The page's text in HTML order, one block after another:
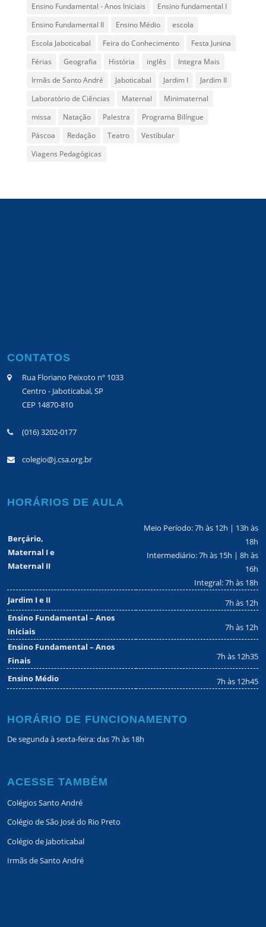
Ensino Fundamental - Anos Iniciais
Ensino fundamental I
Ensino Fundamental II
Ensino Médio
escola
Escola Jaboticabal
Feira do Conhecimento
Festa Junina
Férias
Geografia História inglês
Integra Mais
Irmãs de Santo André
Jaboticabal Jardim I
Jardim II
Laboratório de Ciências
Maternal
Minimaternal
missa
Natação Palestra
Programa Bilíngue
Páscoa
Redação Teatro
Vestibular
Viagens Pedagógicas
CONTATOS
Rua Floriano Peixoto nº 1033
Centro - Jaboticabal, SP
CEP 14870-810
(016) 3202-0177
colegio@j.csa.org.br
HORÁRIOS DE AULA
Berçário,
Maternal I e
Maternal II
Meio Período: 7h às 12h | 13h às
18h
Intermediário: 7h às 15h | 8h às
16h
Integral: 7h às 18h
Jardim I e II
7h às 12h
Ensino Fundamental – Anos
Iniciais
7h às 12h
Ensino Fundamental – Anos
Finais
7h às 12h35
Ensino Médio 7h às 12h45
HORÁRIO DE FUNCIONAMENTO
De segunda à sexta-feira: das 7h às 18h
ACESSE TAMBÉM
Colégios Santo André
Colégio de São José do Rio Preto
Colégio de Jaboticabal
Irmãs de Santo André